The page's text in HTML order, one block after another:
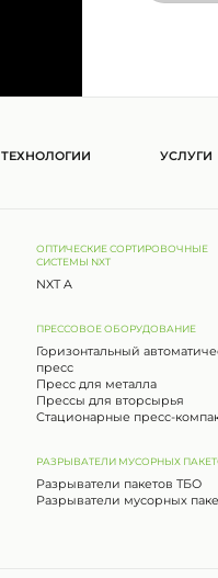
ТЕХНОЛОГИИ УСЛУГИ
ОПТИЧЕСКИЕ СОРТИРОВОЧНЫЕ
СИСТЕМЫ NXT
NXT A
ПРЕССОВОЕ ОБОРУДОВАНИЕ
Горизонтальный
пресс
Пресс для металла
Прессы для вторсырья
Стационарные пресс-
РАЗРЫВАТЕЛИ МУСОРНЫХ
Разрыватели пакетов ТБО
Разрыватели мусорных